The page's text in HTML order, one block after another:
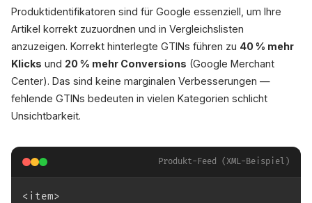
Produktidentifikatoren sind für Google essenziell, um Ihre
Artikel korrekt zuzuordnen und in Vergleichslisten
anzuzeigen. Korrekt hinterlegte GTINs führen zu 40 % mehr
Klicks und 20 % mehr Conversions (Google Merchant
Center). Das sind keine marginalen Verbesserungen —
fehlende GTINs bedeuten in vielen Kategorien schlicht
Unsichtbarkeit.
Produkt-Feed (XML-Beispiel)
<item>